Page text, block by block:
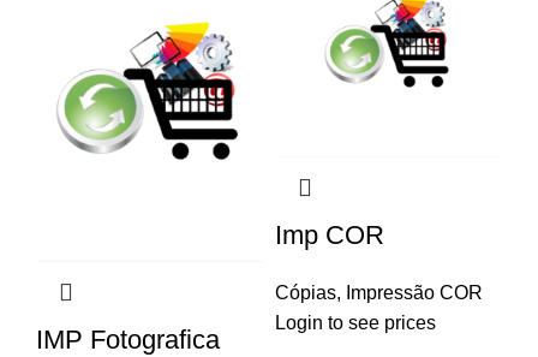
IMP Fotografica
Imp COR
Cópias, Impressão COR
Login to see prices